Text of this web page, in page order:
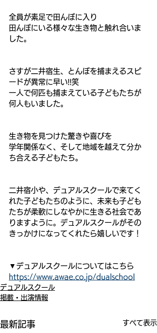
全員が素足で田んぼに入り
田んぼにいる様々な生き物と触れ合いま
した。
さすが二井宿生、とんぼを捕まえるスピ
ードが異常に早い!!笑
一人で何匹も捕まえている子どもたちが
何人もいました。
生き物を見つけた驚きや喜びを
学年関係なく、そして地域を越えて分か
ち合える子どもたち。
二井宿小や、デュアルスクールで来てく
れた子どもたちのように、未来も子ども
たちが柔軟にしなやかに生きる社会であ
りますように。デュアルスクールがその
きっかけになってくれたら嬉しいです！
▼デュアルスクールについてはこちら
https://www.awae.co.jp/dualschool
デュアルスクール
掲載・出演情報
最新記事 すべて表示